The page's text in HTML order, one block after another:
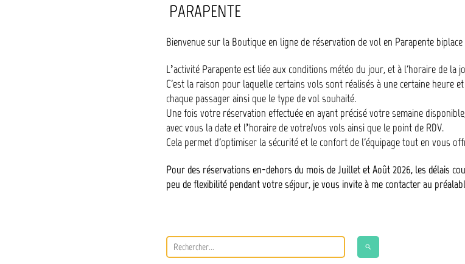
PARAPENTE
Bienvenue sur la Boutique en ligne de réservation de vol en Parapente biplace
L’activité Parapente est liée aux conditions météo du jour, et à l'horaire de la
C'est la raison pour laquelle certains vols sont réalisés à une certaine heure
chaque passager ainsi que le type de vol souhaité.
Une fois votre réservation effectuée en ayant précisé votre semaine
avec vous la date et l’horaire de votre/vos vols ainsi que le point de RDV.
Cela permet d'optimiser la sécurité et le confort de l'équipage tout en vous
Pour des réservations en-dehors du mois de Juillet et Août 2026, les délais
peu de flexibilité pendant votre séjour, je vous invite à me contacter au
search